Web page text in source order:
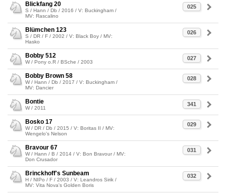
025
Blickfang 20
S / Hann / Db / 2016 / V: Buckingham /
MV: Rascalino
026
Blümchen 123
S / DR / F / 2002 / V: Black Boy / MV:
Hasko
027
Bobby 512
W / Pony o.R / BSche / 2003
028
Bobby Brown 58
W / Hann / Db / 2017 / V: Buckingham /
MV: Dancier
341
Bontie
W / 2011
029
Bosko 17
W / DR / Db / 2015 / V: Boritas II / MV:
Wengelo's Nelson
031
Bravour 67
W / Hann / B / 2014 / V: Bon Bravour / MV:
Don Crusador
032
Brinckhoff's Sunbeam
H / NIPo / F / 2003 / V: Leandros Sirik /
MV: Vita Nova's Golden Boris